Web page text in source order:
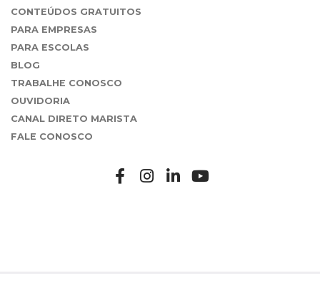
CONTEÚDOS GRATUITOS
PARA EMPRESAS
PARA ESCOLAS
BLOG
TRABALHE CONOSCO
OUVIDORIA
CANAL DIRETO MARISTA
FALE CONOSCO